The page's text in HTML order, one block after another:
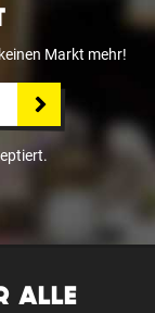
Markt mehr!
ALLE